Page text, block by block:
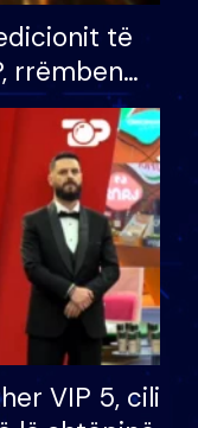
të
rrëmben
mijë eurosh
VIP 5, cili